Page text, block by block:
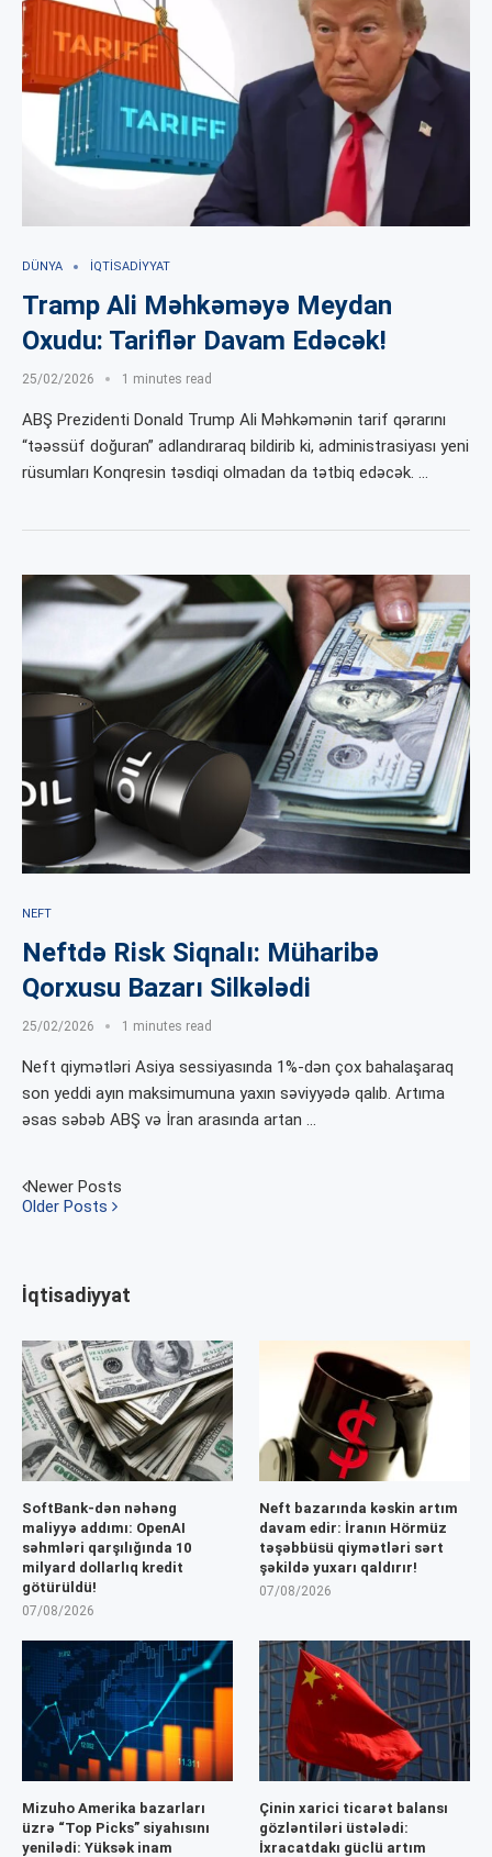
DÜNYA İQTISADIYYAT
Tramp Ali Məhkəməyə Meydan
Oxudu: Tariflər Davam Edəcək!
25/02/2026 1 minutes read
ABŞ Prezidenti Donald Trump Ali Məhkəmənin tarif qərarını
“təəssüf doğuran” adlandıraraq bildirib ki, administrasiyası yeni
rüsumları Konqresin təsdiqi olmadan da tətbiq edəcək. …
NEFT
Neftdə Risk Siqnalı: Müharibə
Qorxusu Bazarı Silkələdi
25/02/2026 1 minutes read
Neft qiymətləri Asiya sessiyasında 1%-dən çox bahalaşaraq
son yeddi ayın maksimumuna yaxın səviyyədə qalıb. Artıma
əsas səbəb ABŞ və İran arasında artan …
Newer Posts
Older Posts
İqtisadiyyat
SoftBank-dən nəhəng
maliyyə addımı: OpenAI
səhmləri qarşılığında 10
milyard dollarlıq kredit
götürüldü!
07/08/2026
Neft bazarında kəskin artım
davam edir: İranın Hörmüz
təşəbbüsü qiymətləri sərt
şəkildə yuxarı qaldırır!
07/08/2026
Mizuho Amerika bazarları
üzrə “Top Picks” siyahısını
yenilədi: Yüksək inam
Çinin xarici ticarət balansı
gözləntiləri üstələdi:
İxracatdakı güclü artım